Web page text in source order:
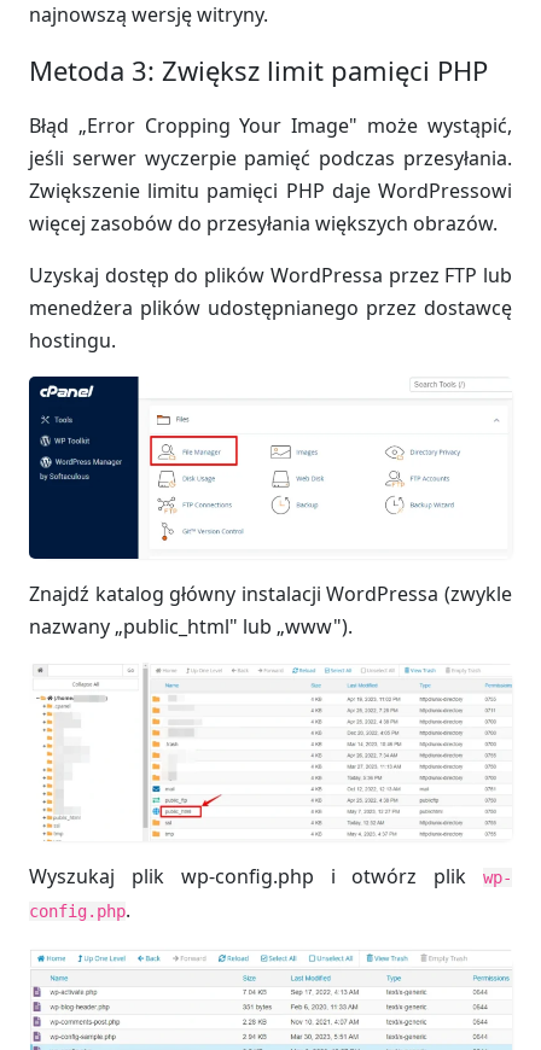
najnowszą wersję witryny.
Metoda 3: Zwiększ limit pamięci PHP
Błąd „Error Cropping Your Image" może wystąpić,
jeśli serwer wyczerpie pamięć podczas przesyłania.
Zwiększenie limitu pamięci PHP daje WordPressowi
więcej zasobów do przesyłania większych obrazów.
Uzyskaj dostęp do plików WordPressa przez FTP lub
menedżera plików udostępnianego przez dostawcę
hostingu.
Znajdź katalog główny instalacji WordPressa (zwykle
nazwany „public_html" lub „www").
Wyszukaj plik wp-config.php i otwórz plik
wp-
config.php.